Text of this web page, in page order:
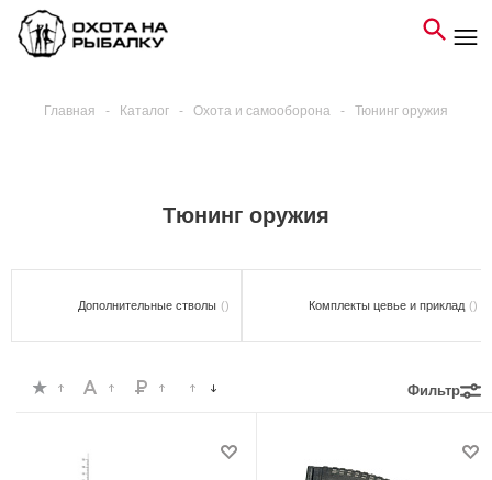
Главная - Каталог - Охота и самооборона - Тюнинг оружия
Тюнинг оружия
Дополнительные стволы () Комплекты цевье и приклад ()
Фильтр